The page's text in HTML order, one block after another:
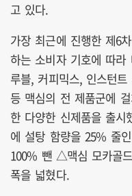
고 있다.
가장 최근에 진행한 제6
하는 소비자 기호에 따
루블, 커피믹스, 인스턴
등 맥심의 전 제품군에
한 다양한 신제품을 출
에 설탕 함량을 25% 줄
100% 뺀 △맥심 모카골
폭을 넓혔다.